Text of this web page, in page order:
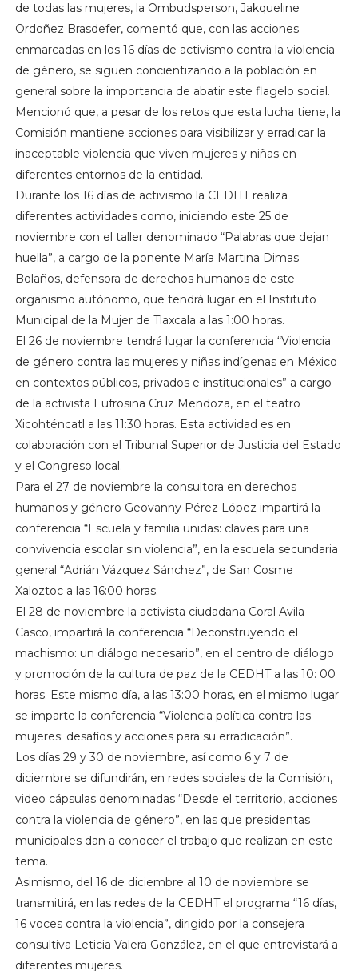
de todas las mujeres, la Ombudsperson, Jakqueline
Ordoñez Brasdefer, comentó que, con las acciones
enmarcadas en los 16 días de activismo contra la violencia
de género, se siguen concientizando a la población en
general sobre la importancia de abatir este flagelo social.
Mencionó que, a pesar de los retos que esta lucha tiene, la
Comisión mantiene acciones para visibilizar y erradicar la
inaceptable violencia que viven mujeres y niñas en
diferentes entornos de la entidad.
Durante los 16 días de activismo la CEDHT realiza
diferentes actividades como, iniciando este 25 de
noviembre con el taller denominado “Palabras que dejan
huella”, a cargo de la ponente María Martina Dimas
Bolaños, defensora de derechos humanos de este
organismo autónomo, que tendrá lugar en el Instituto
Municipal de la Mujer de Tlaxcala a las 1:00 horas.
El 26 de noviembre tendrá lugar la conferencia “Violencia
de género contra las mujeres y niñas indígenas en México
en contextos públicos, privados e institucionales” a cargo
de la activista Eufrosina Cruz Mendoza, en el teatro
Xicohténcatl a las 11:30 horas. Esta actividad es en
colaboración con el Tribunal Superior de Justicia del Estado
y el Congreso local.
Para el 27 de noviembre la consultora en derechos
humanos y género Geovanny Pérez López impartirá la
conferencia “Escuela y familia unidas: claves para una
convivencia escolar sin violencia”, en la escuela secundaria
general “Adrián Vázquez Sánchez”, de San Cosme
Xaloztoc a las 16:00 horas.
El 28 de noviembre la activista ciudadana Coral Avila
Casco, impartirá la conferencia “Deconstruyendo el
machismo: un diálogo necesario”, en el centro de diálogo
y promoción de la cultura de paz de la CEDHT a las 10: 00
horas. Este mismo día, a las 13:00 horas, en el mismo lugar
se imparte la conferencia “Violencia política contra las
mujeres: desafíos y acciones para su erradicación”.
Los días 29 y 30 de noviembre, así como 6 y 7 de
diciembre se difundirán, en redes sociales de la Comisión,
video cápsulas denominadas “Desde el territorio, acciones
contra la violencia de género”, en las que presidentas
municipales dan a conocer el trabajo que realizan en este
tema.
Asimismo, del 16 de diciembre al 10 de noviembre se
transmitirá, en las redes de la CEDHT el programa “16 días,
16 voces contra la violencia”, dirigido por la consejera
consultiva Leticia Valera González, en el que entrevistará a
diferentes mujeres.